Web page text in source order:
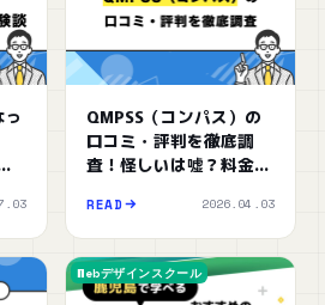
QMPSS（コンパス）の
口コミ・評判を徹底調
査！怪しいは嘘？料金
を解説
READ 2026.04.03
Webデザインスクール